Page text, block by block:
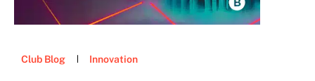
Club Blog Innovation